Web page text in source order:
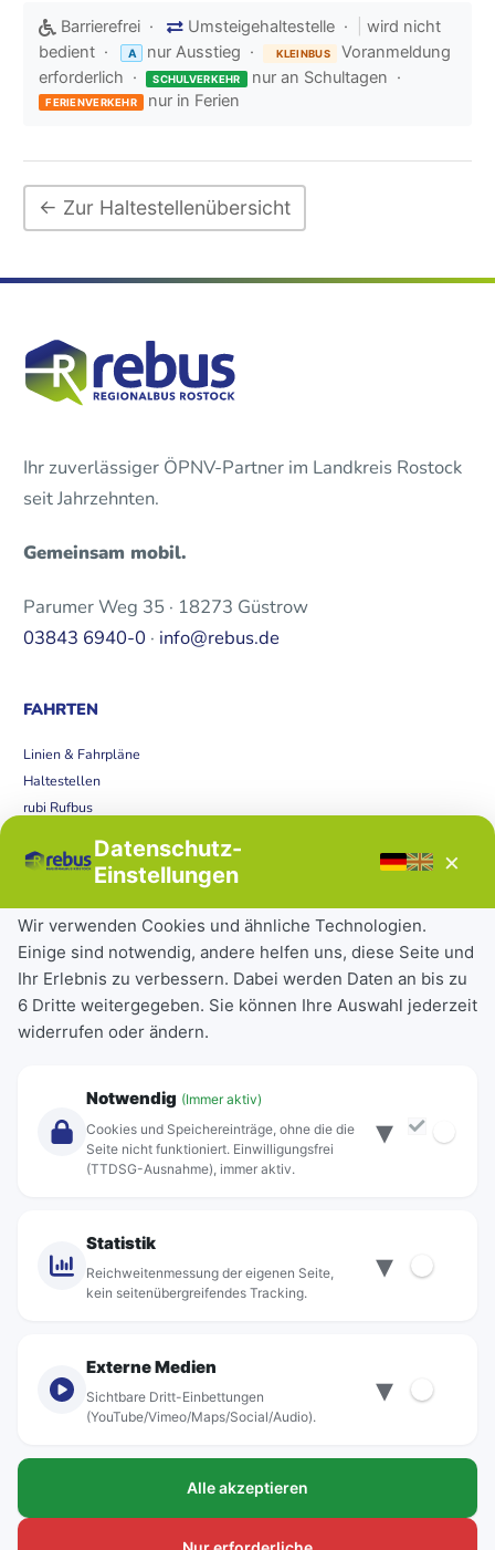
Barrierefrei · Umsteigehaltestelle ·
wird nicht
bedient ·
A nur Ausstieg · KLEINBUS
Voranmeldung
erforderlich · SCHULVERKEHR nur an Schultagen ·
FERIENVERKEHR nur in Ferien
← Zur Haltestellenübersicht
Ihr zuverlässiger ÖPNV-Partner im Landkreis Rostock
seit Jahrzehnten.
Gemeinsam mobil.
Parumer Weg 35 · 18273 Güstrow
03843 6940-0 · info@rebus.de
FAHRTEN
Linien & Fahrpläne
Haltestellen
rubi Rufbus
Störungen
Tickets & Tarife
Deutschlandticket
Schülerkarte
Einzeltickets
Abonnements
Über Rebus
Standorte
© rebus Regionalbus Rostock GmbH
Datenschutz-
Einstellungen
×
Wir verwenden Cookies und ähnliche Technologien.
Einige sind notwendig, andere helfen uns, diese Seite und
Ihr Erlebnis zu verbessern. Dabei werden Daten an bis zu
6 Dritte weitergegeben. Sie können Ihre Auswahl jederzeit
widerrufen oder ändern.
Notwendig (Immer aktiv)
Cookies und Speichereinträge, ohne die die
Seite nicht funktioniert. Einwilligungsfrei
(TTDSG-Ausnahme), immer aktiv.
▾
Statistik
Reichweitenmessung der eigenen Seite,
kein seitenübergreifendes Tracking.
▾
Externe Medien
Sichtbare Dritt-Einbettungen
(YouTube/Vimeo/Maps/Social/Audio).
▾
Alle akzeptieren